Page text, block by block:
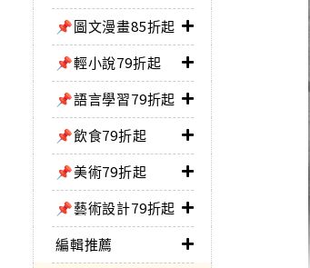
📌圖文漫畫85折起
📌輕小說79折起
📌語言學習79折起
📌飲食79折起
📌美術79折起
📌藝術設計79折起
編輯推薦